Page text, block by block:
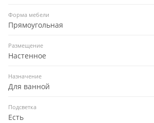
Форма мебели
Прямоугольная
Размещение
Настенное
Назначение
Для ванной
Подсветка
Есть